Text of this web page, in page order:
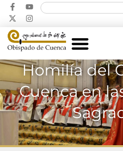
Homilía del
Cuenca en